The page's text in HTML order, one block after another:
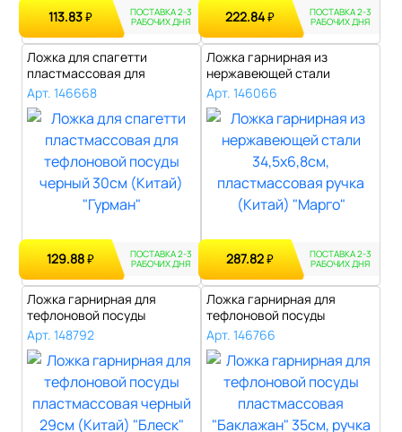
113.83₽ ПОСТАВКА 2-3
РАБОЧИХ ДНЯ 222.84₽ ПОСТАВКА 2-3
РАБОЧИХ ДНЯ
Ложка для спагетти
пластмассовая для
тефлоновой посуды ..
Арт. 146668
129.88₽ ПОСТАВКА 2-3
РАБОЧИХ ДНЯ
Ложка гарнирная из
нержавеющей стали
34,5х6,8см, пластм..
Арт. 146066
287.82₽ ПОСТАВКА 2-3
РАБОЧИХ ДНЯ
Ложка гарнирная для
тефлоновой посуды
пластмассовая чер..
Арт. 148792
Ложка гарнирная для
тефлоновой посуды
пластмассовая "Ба..
Арт. 146766